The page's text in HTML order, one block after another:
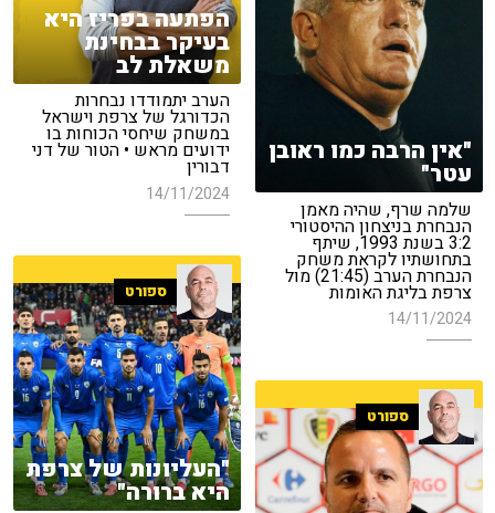
הפתעה בפריז היא
בעיקר בבחינת
משאלת לב
הערב יתמודדו נבחרות
הכדורגל של צרפת וישראל
במשחק שיחסי הכוחות בו
ידועים מראש • הטור של דני
דבורין
14/11/2024
"אין הרבה כמו ראובן
עטר"
שלמה שרף, שהיה מאמן
הנבחרת בניצחון ההיסטורי
3:2 בשנת 1993, שיתף
בתחושתיו לקראת משחק
הנבחרת הערב (21:45) מול
צרפת בליגת האומות
14/11/2024
ספורט
"העליונות של צרפת
היא ברורה"
ספורט